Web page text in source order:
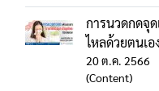
การนวดกดจุ
ไหลด้วยตนเอง
20 ต.ค. 2566
(Content)